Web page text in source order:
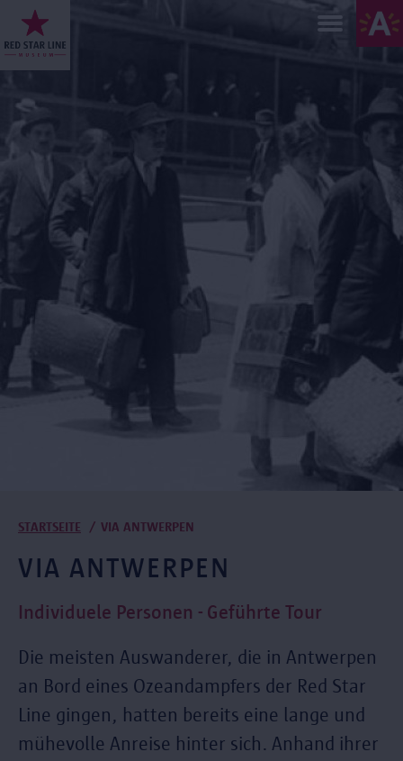
Inhalt
Pfadnavigation
STARTSEITE VIA ANTWERPEN
VIA ANTWERPEN
Individuele Personen - Geführte Tour
Die meisten Auswanderer, die in Antwerpen
an Bord eines Ozeandampfers der Red Star
Line gingen, hatten bereits eine lange und
mühevolle Anreise hinter sich. Anhand ihrer